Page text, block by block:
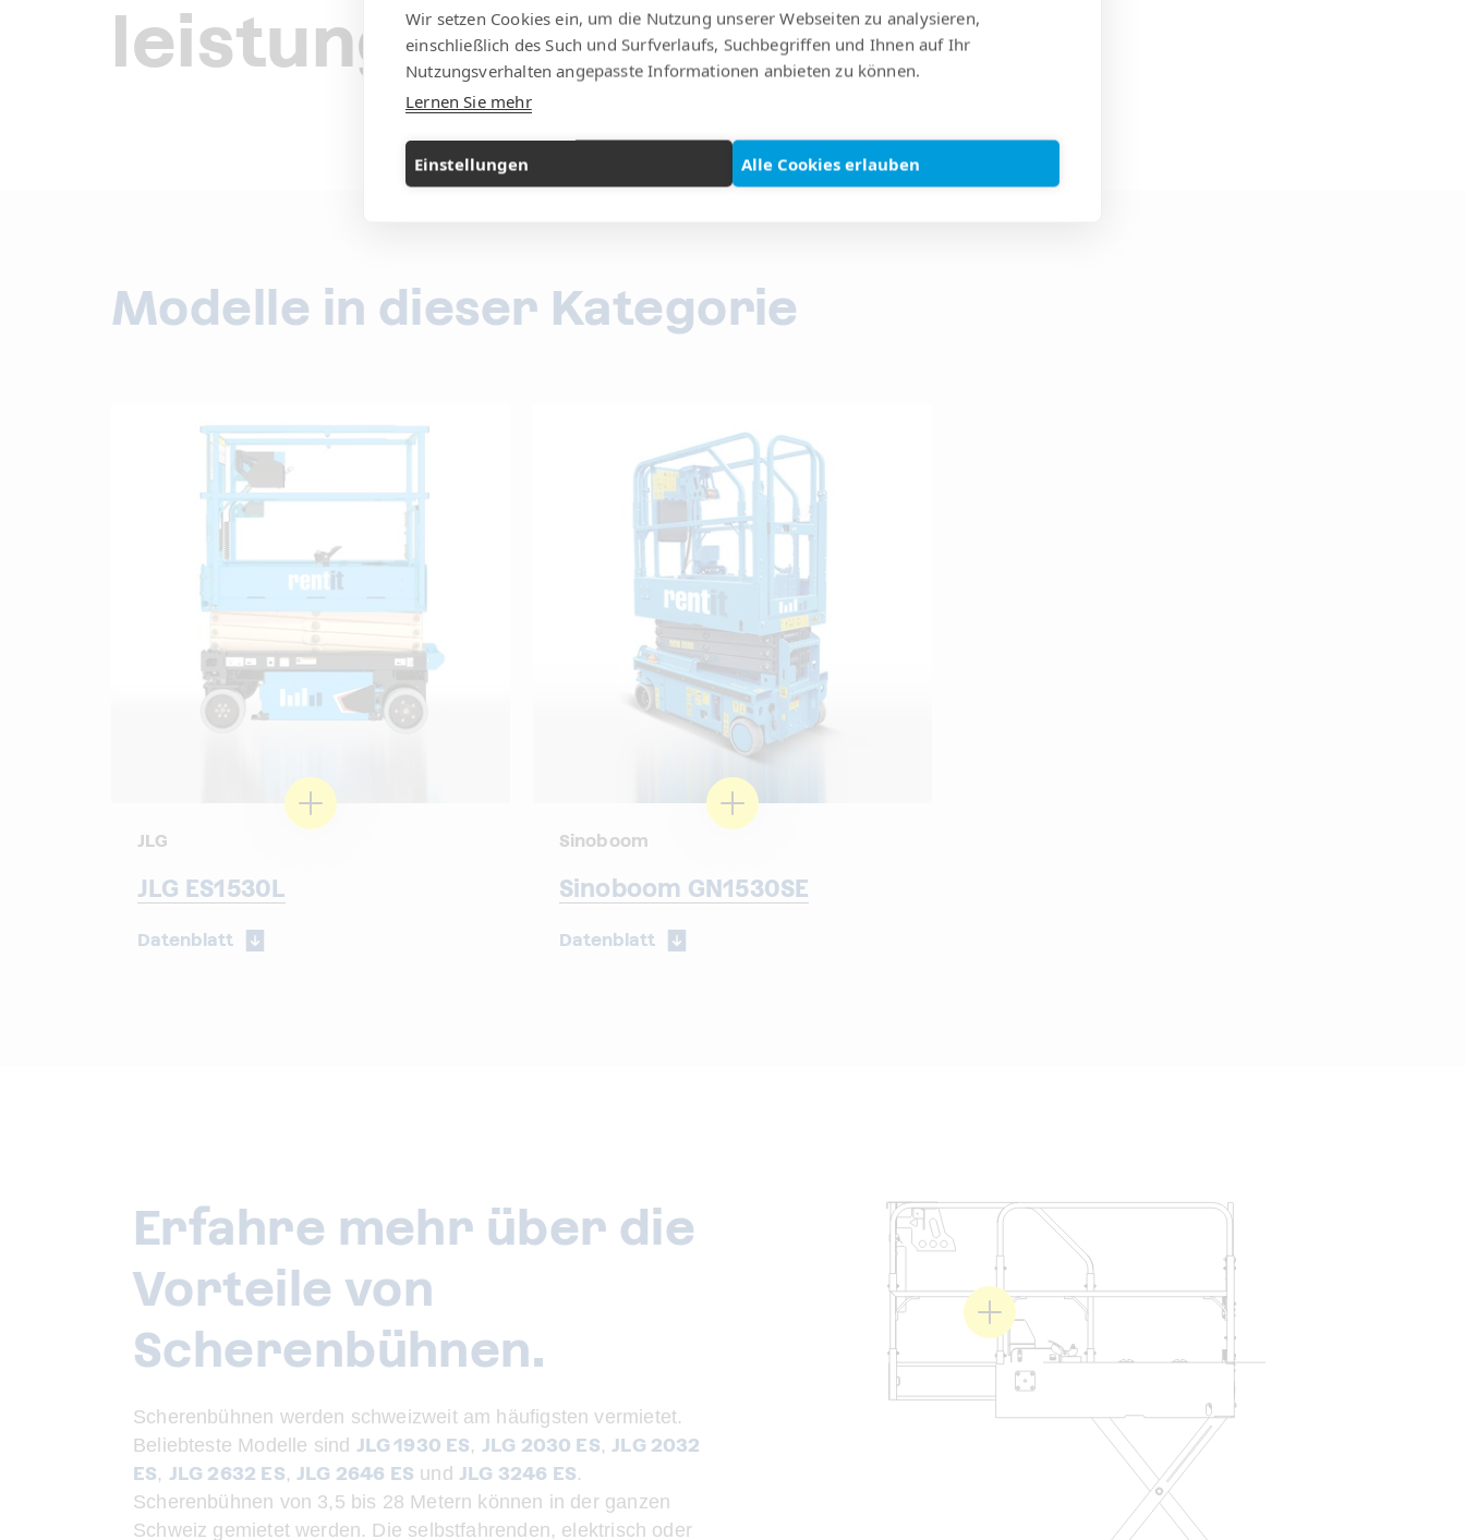
Wir setzen Cookies ein, um die Nutzung unserer Webseiten zu analysieren,
einschließlich des Such und Surfverlaufs, Suchbegriffen und Ihnen auf Ihr
Nutzungsverhalten angepasste Informationen anbieten zu können.
Lernen Sie mehr
Einstellungen Alle Cookies erlauben
leistungsstark.
Modelle in dieser Kategorie
JLG
JLG ES1530L
Datenblatt
Sinoboom
Sinoboom GN1530SE
Datenblatt
Erfahre mehr über die
Vorteile von
Scherenbühnen.
Scherenbühnen werden schweizweit am häufigsten vermietet.
Beliebteste Modelle sind JLG 1930 ES, JLG 2030 ES,JLG 2032
ES, JLG 2632 ES,JLG 2646 ES und JLG 3246 ES.
Scherenbühnen von 3,5 bis 28 Metern können in der ganzen
Schweiz gemietet werden. Die selbstfahrenden, elektrisch oder